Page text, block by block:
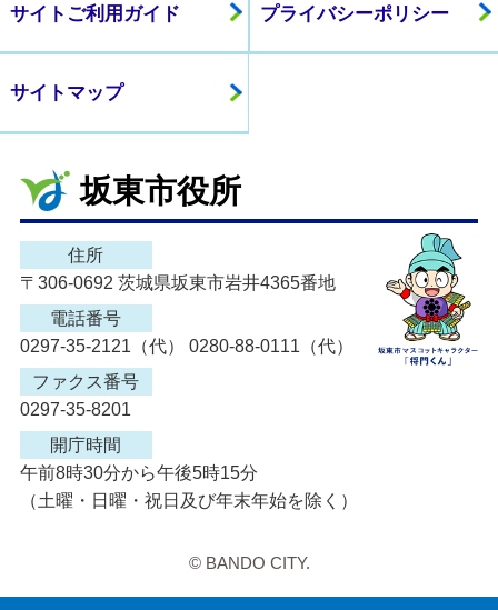
サイトご利用ガイド プライバシーポリシー
サイトマップ
坂東市役所
住所
〒306-0692 茨城県坂東市岩井4365番地
電話番号
0297-35-2121（代） 0280-88-0111（代）
ファクス番号
0297-35-8201
開庁時間
午前8時30分から午後5時15分
（土曜・日曜・祝日及び年末年始を除く）
© BANDO CITY.